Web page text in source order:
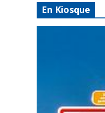
En Kiosque